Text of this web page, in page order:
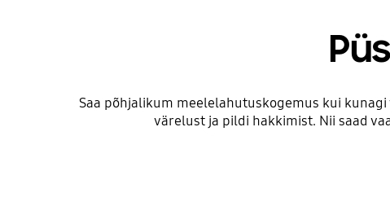
Saa põhjalikum meelelahutuskogemus kui
värelust ja pildi hakkimist. Nii saad